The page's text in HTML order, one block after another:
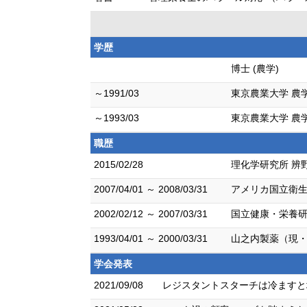
学歴
博士 (農学)
～1991/03 東京農業大学 農
～1993/03 東京農業大学 農
職歴
2015/02/28
理化学研究所 辨
2007/04/01 ～ 2008/03/31 アメリカ国立衛
2002/02/12 ～ 2007/03/31 国立健康・栄養
1993/04/01 ～ 2000/03/31 山之内製薬（現
学会発表
2021/09/08
レジスタントスターチは冷ます